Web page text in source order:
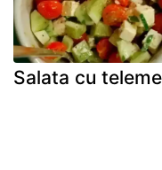
Salata cu